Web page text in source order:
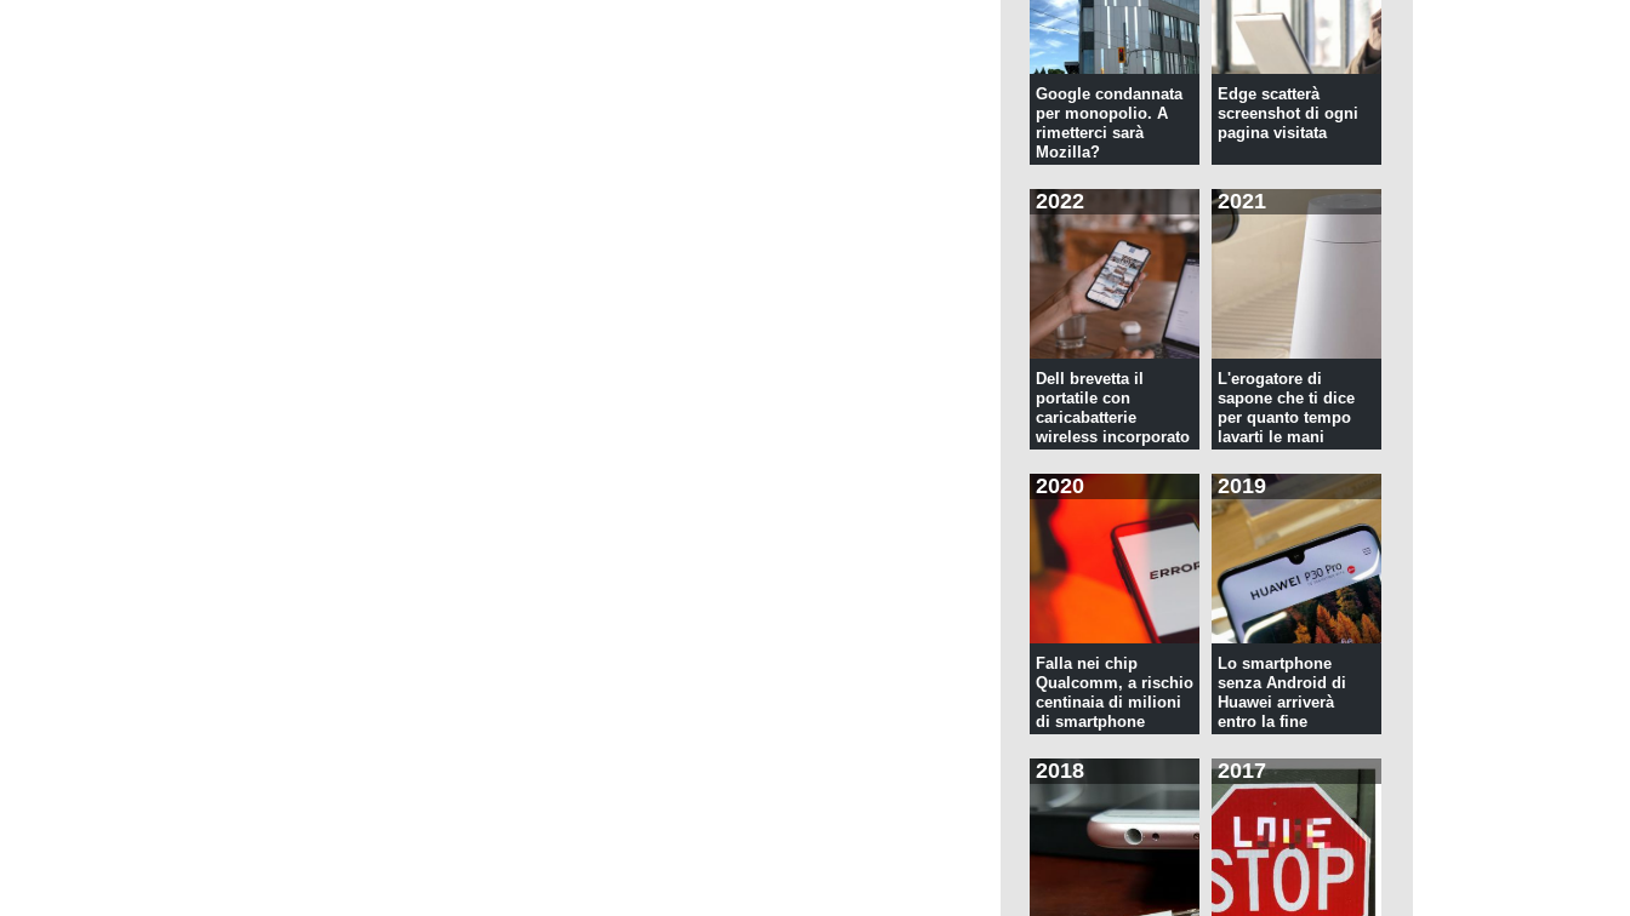
Google condannata
per monopolio. A
rimetterci sarà
Mozilla?
Edge scatterà
screenshot di ogni
pagina visitata
2022
Dell brevetta il
portatile con
caricabatterie
wireless incorporato
2021
L'erogatore di
sapone che ti dice
per quanto tempo
lavarti le mani
2020
Falla nei chip
Qualcomm, a rischio
centinaia di milioni
di smartphone
2019
Lo smartphone
senza Android di
Huawei arriverà
entro la fine
2018 2017